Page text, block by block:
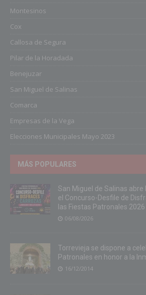
Montesinos
Cox
Callosa de Segura
Pilar de la Horadada
Benejuzar
San Miguel de Salinas
Comarca
Empresas de la Vega
Elecciones Municipales Mayo 2023
MÁS POPULARES
San Miguel de Salinas
el Concurso-Desfile de
las Fiestas Patronales 2026
06/08/2026
Torrevieja se dispone a
Patronales en honor a la
16/12/2014